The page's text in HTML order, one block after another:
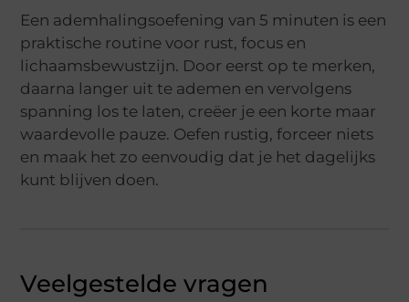
Een ademhalingsoefening van 5 minuten is een
praktische routine voor rust, focus en
lichaamsbewustzijn. Door eerst op te merken,
daarna langer uit te ademen en vervolgens
spanning los te laten, creëer je een korte maar
waardevolle pauze. Oefen rustig, forceer niets
en maak het zo eenvoudig dat je het dagelijks
kunt blijven doen.
Veelgestelde vragen